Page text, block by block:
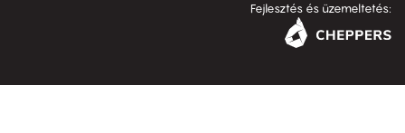
Fejlesztés és üzemeltetés: